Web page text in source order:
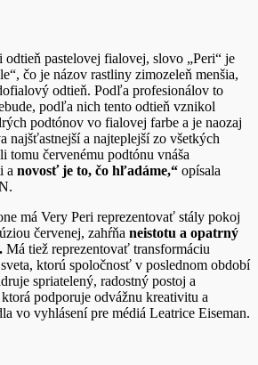
pastelovej fialovej, slovo „Peri“ je
čo je názov rastliny zimozeleň menšia,
odtieň. Podľa profesionálov to
podľa nich tento odtieň vznikol
podtónov vo fialovej farbe a je naozaj
najšťastnejší a najteplejší zo všetkých
tomu červenému podtónu vnáša
a novosť je to, čo hľadáme,“ opísala
má Very Peri reprezentovať stály pokoj
červenej, zahŕňa neistotu a opatrný
Má tiež reprezentovať transformáciu
ktorú spoločnosť v poslednom období
spriatelený, radostný postoj a
podporuje odvážnu kreativitu a
vo vyhlásení pre médiá Leatrice Eiseman.